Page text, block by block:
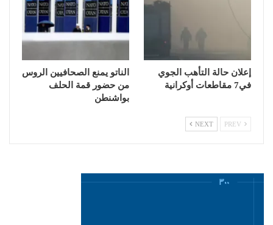
إعلان حالة التأهب الجوي
في7 مقاطعات أوكرانية
الناتو يمنع الصحافيين الروس
من حضور قمة الحلف
بواشنطن
NEXT